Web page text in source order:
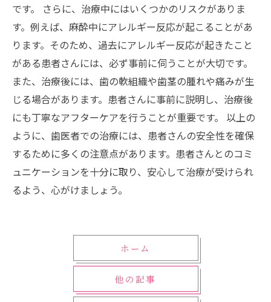
です。 さらに、治療中にはいくつかのリスクがありま
す。例えば、麻酔中にアレルギー反応が起こることがあ
ります。そのため、過去にアレルギー反応が起きたこと
がある患者さんには、必ず事前に伺うことが大切です。
また、治療後には、歯の軟組織や歯茎の腫れや痛みが生
じる場合があります。患者さんに事前に説明し、治療後
にも丁寧なアフターケアを行うことが重要です。 以上の
ように、歯医者での治療には、患者さんの安全性を確保
するために多くの注意点があります。患者さんとのコミ
ュニケーションを十分に取り、安心して治療が受けられ
るよう、心がけましょう。
ホーム
他の記事